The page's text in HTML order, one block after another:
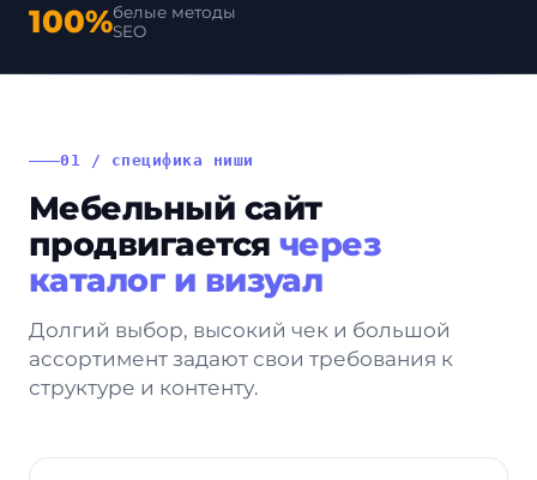
белые методы
SEO
100%
01 / специфика ниши
Мебельный сайт
продвигается через
каталог и визуал
Долгий выбор, высокий чек и большой
ассортимент задают свои требования к
структуре и контенту.